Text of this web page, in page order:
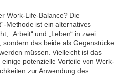
Work-Life-Balance? Die
Methode ist ein alternatives
„Arbeit“ und „Leben“ in zwei
das beide als Gegenstücke
müssen. Vielleicht ist das
potenzielle Vorteile von Work-
zur Anwendung des